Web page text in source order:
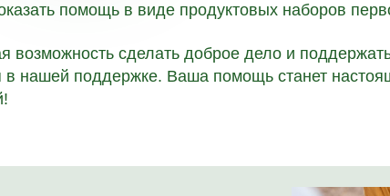
помощь в виде продуктовых наборов
возможность сделать доброе дело и
в нашей поддержке. Ваша помощь станет